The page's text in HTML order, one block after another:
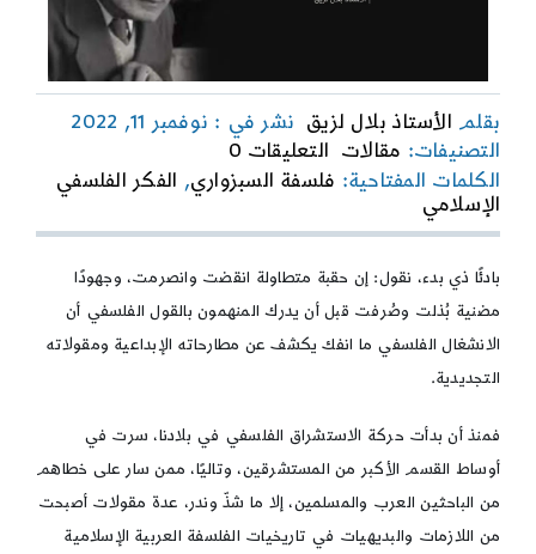
بقلم الأستاذ بلال لزيق نشر في : نوفمبر 11, 2022
التصنيفات: مقالات التعليقات 0
إيزوتسو
ودراسته
الكلمات المفتاحية: فلسفة السبزواري, الفكر الفلسفي
الإسلامي
بادئًا ذي بدء، نقول: إن حقبة متطاولة انقضت وانصرمت، وجهودًا
مضنية بُذلت وصُرفت قبل أن يدرك المنهمون بالقول الفلسفي أن
الانشغال الفلسفي ما انفك يكشف عن مطارحاته الإبداعية ومقولاته
التجديدية.
فمنذ أن بدأت حركة الاستشراق الفلسفي في بلادنا، سرت في
أوساط القسم الأكبر من المستشرقين، وتاليًا، ممن سار على خطاهم
من الباحثين العرب والمسلمين، إلا ما شذّ وندر، عدة مقولات أصبحت
من اللازمات والبديهيات في تاريخيات الفلسفة العربية الإسلامية